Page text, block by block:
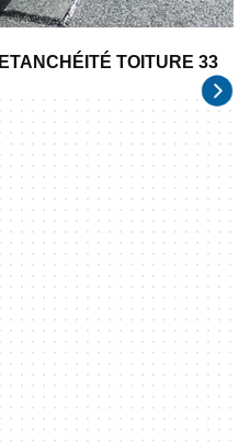
ETANCHÉITÉ TOITURE 33